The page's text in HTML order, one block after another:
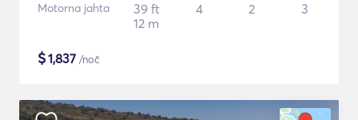
Motorna jahta
39 ft
12 m
4 2 3
$1,837 /noč